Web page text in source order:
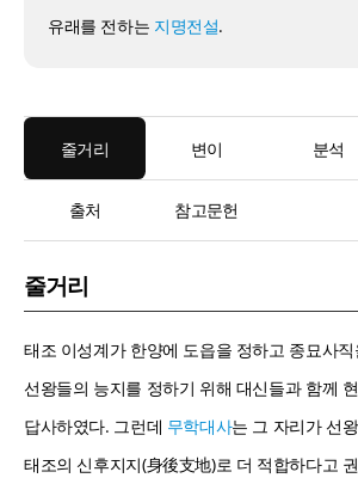
유래를 전하는 지명전설.
줄거리 변이 분석
출처 참고문헌
줄거리
태조 이성계가 한양에 도읍을 정하고 종묘사
선왕들의 능지를 정하기 위해 대신들과 함께
답사하였다. 그런데 무학대사는 그 자리가 선
태조의 신후지지(身後支地)로 더 적합하다고